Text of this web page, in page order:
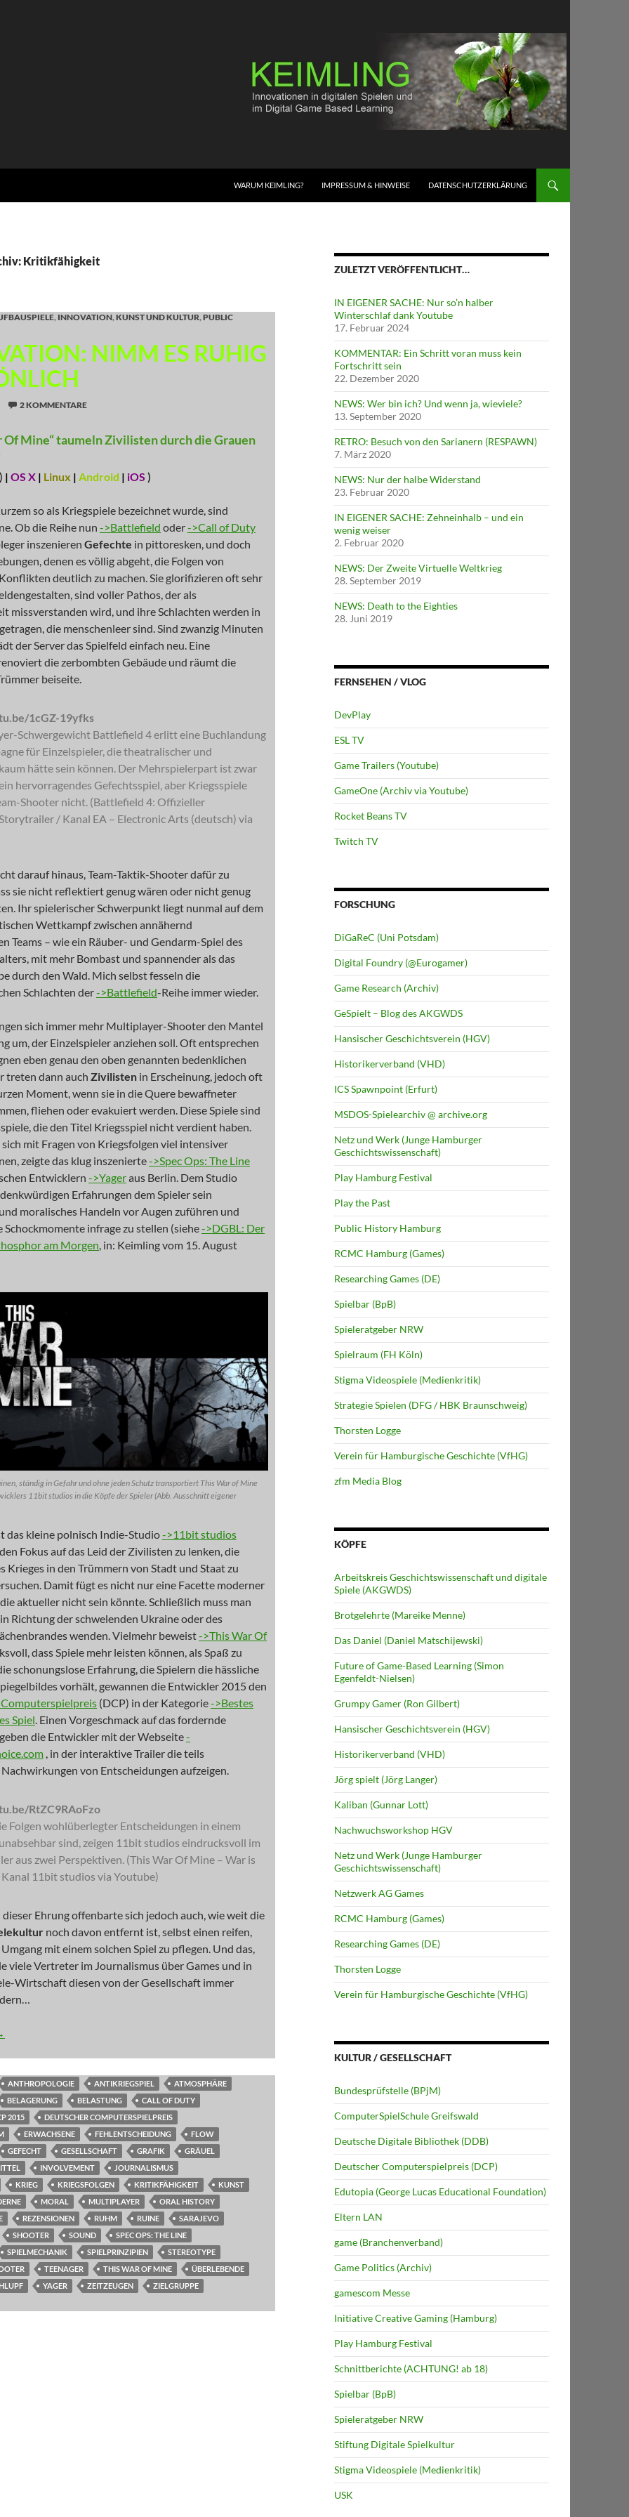
WARUM KEIMLING? IMPRESSUM & HINWEISE DATENSCHUTZERKLÄRUNG
Kritikfähigkeit
, INNOVATION,KUNST UND KULTUR,PUBLIC
NIMM ES RUHIG
2 KOMMENTARE
Of Mine“ taumeln Zivilisten durch die Grauen
| OS X | Linux | Android | iOS )
so als Kriegspiele bezeichnet wurde, sind
Ob die Reihe nun ->Battlefield oder->Call of Duty
inszenieren Gefechte in pittoresken, und doch
denen es völlig abgeht, die Folgen von
deutlich zu machen. Sie glorifizieren oft sehr
sind voller Pathos, der als
missverstanden wird, und ihre Schlachten werden in
die menschenleer sind. Sind zwanzig Minuten
der Server das Spielfeld einfach neu. Eine
die zerbombten Gebäude und räumt die
beiseite.
1cGZ-19yfks
Schwergewicht Battlefield 4 erlitt eine Buchlandung
für Einzelspieler, die theatralischer und
hätte sein können. Der Mehrspielerpart ist zwar
hervorragendes Gefechtsspiel, aber Kriegsspiele
Shooter nicht. (Battlefield 4: Offizieller
/ Kanal EA – Electronic Arts (deutsch) via
darauf hinaus, Team-Taktik-Shooter dafür zu
sie nicht reflektiert genug wären oder nicht genug
Ihr spielerischer Schwerpunkt liegt nunmal auf dem
Wettkampf zwischen annähernd
Teams – wie ein Räuber- und Gendarm-Spiel des
mit mehr Bombast und spannender als das
durch den Wald. Mich selbst fesseln die
Schlachten der->Battlefield-Reihe immer wieder.
sich immer mehr Multiplayer-Shooter den Mantel
um, der Einzelspieler anziehen soll. Oft entsprechen
eben genau den oben genannten bedenklichen
treten dann auch Zivilisten in Erscheinung, jedoch oft
Moment, wenn sie in die Quere bewaffneter
fliehen oder evakuiert werden. Diese Spiele sind
die den Titel Kriegsspiel nicht verdient haben.
sich mit Fragen von Kriegsfolgen viel intensiver
zeigte das klug inszenierte->Spec Ops: The Line
Entwicklern ->Yageraus Berlin. Dem Studio
Erfahrungen dem Spieler sein
moralisches Handeln vor Augen zuführen und
infrage zu stellen (siehe->DGBL: Der
am Morgen, in: Keimling vom 15. August
ständig in Gefahr und ohne jeden Schutz transportiert This War of Mine
11bit studios in die Köpfe der Spieler (Abb. Ausschnitt eigener
das kleine polnisch Indie-Studio->11bit studios
Fokus auf das Leid der Zivilisten zu lenken, die
Krieges in den Trümmern von Stadt und Staat zu
Damit fügt es nicht nur eine Facette moderner
aktueller nicht sein könnte. Schließlich muss man
Richtung der schwelenden Ukraine oder des
wenden. Vielmehr beweist->This War Of
dass Spiele mehr leisten können, als Spaß zu
schonungslose Erfahrung, die Spielern die hässliche
vorhält, gewannen die Entwickler 2015 den
(DCP) in der Kategorie->Bestes
Spiel. Einen Vorgeschmack auf das fordernde
die Entwickler mit der Webseite-
, in der interaktive Trailer die teils
von Entscheidungen aufzeigen.
RtZC9RAoFzo
Folgen wohlüberlegter Entscheidungen in einem
sind, zeigen 11bit studios eindrucksvoll im
aus zwei Perspektiven. (This War Of Mine – War is
11bit studios via Youtube)
dieser Ehrung offenbarte sich jedoch auch, wie weit die
noch davon entfernt ist, selbst einen reifen,
mit einem solchen Spiel zu pflegen. Und das,
viele Vertreter im Journalismus über Games und in
Wirtschaft diesen von der Gesellschaft immer
Nimm es ruhig persönlich
ANTHROPOLOGIE ANTIKRIEGSPIEL
ATMOSPHÄRE
BELAGERUNG BELASTUNG
CALL OF DUTY
2015
DEUTSCHER COMPUTERSPIELPREIS
ERWACHSENE FEHLENTSCHEIDUNG
FLOW
GEFECHT GESELLSCHAFT GRAFIK
GRÄUEL
INVOLVEMENT
JOURNALISMUS
KRIEG KRIEGSFOLGEN KRITIKFÄHIGKEIT
KUNST
MORAL MULTIPLAYER
ORAL HISTORY
REZENSIONEN RUHM RUINE
SARAJEVO
SHOOTER SOUND
SPEC OPS: THE LINE
SPIELMECHANIK SPIELPRINZIPIEN
STEREOTYPE
TEENAGER THIS WAR OF MINE
ÜBERLEBENDE
YAGER ZEITZEUGEN
ZIELGRUPPE
ZULETZT VERÖFFENTLICHT…
IN EIGENER SACHE: Nur so’n halber
Winterschlaf dank Youtube
17. Februar 2024
KOMMENTAR: Ein Schritt voran muss kein
Fortschritt sein
22. Dezember 2020
NEWS: Wer bin ich? Und wenn ja, wieviele?
13. September 2020
RETRO: Besuch von den Sarianern (RESPAWN)
7. März 2020
NEWS: Nur der halbe Widerstand
23. Februar 2020
IN EIGENER SACHE: Zehneinhalb – und ein
wenig weiser
2. Februar 2020
NEWS: Der Zweite Virtuelle Weltkrieg
28. September 2019
NEWS: Death to the Eighties
28. Juni 2019
FERNSEHEN / VLOG
DevPlay
ESL TV
Game Trailers (Youtube)
GameOne (Archiv via Youtube)
Rocket Beans TV
Twitch TV
FORSCHUNG
DiGaReC (Uni Potsdam)
Digital Foundry (@Eurogamer)
Game Research (Archiv)
GeSpielt – Blog des AKGWDS
Hansischer Geschichtsverein (HGV)
Historikerverband (VHD)
ICS Spawnpoint (Erfurt)
MSDOS-Spielearchiv @ archive.org
Netz und Werk (Junge Hamburger
Geschichtswissenschaft)
Play Hamburg Festival
Play the Past
Public History Hamburg
RCMC Hamburg (Games)
Researching Games (DE)
Spielbar (BpB)
Spieleratgeber NRW
Spielraum (FH Köln)
Stigma Videospiele (Medienkritik)
Strategie Spielen (DFG / HBK Braunschweig)
Thorsten Logge
Verein für Hamburgische Geschichte (VfHG)
zfm Media Blog
KÖPFE
Arbeitskreis Geschichtswissenschaft und digitale
Spiele (AKGWDS)
Brotgelehrte (Mareike Menne)
Das Daniel (Daniel Matschijewski)
Future of Game-Based Learning (Simon
Egenfeldt-Nielsen)
Grumpy Gamer (Ron Gilbert)
Hansischer Geschichtsverein (HGV)
Historikerverband (VHD)
Jörg spielt (Jörg Langer)
Kaliban (Gunnar Lott)
Nachwuchsworkshop HGV
Netz und Werk (Junge Hamburger
Geschichtswissenschaft)
Netzwerk AG Games
RCMC Hamburg (Games)
Researching Games (DE)
Thorsten Logge
Verein für Hamburgische Geschichte (VfHG)
KULTUR / GESELLSCHAFT
Bundesprüfstelle (BPjM)
ComputerSpielSchule Greifswald
Deutsche Digitale Bibliothek (DDB)
Deutscher Computerspielpreis (DCP)
Edutopia (George Lucas Educational Foundation)
Eltern LAN
game (Branchenverband)
Game Politics (Archiv)
gamescom Messe
Initiative Creative Gaming (Hamburg)
Play Hamburg Festival
Schnittberichte (ACHTUNG! ab 18)
Spielbar (BpB)
Spieleratgeber NRW
Stiftung Digitale Spielkultur
Stigma Videospiele (Medienkritik)
USK